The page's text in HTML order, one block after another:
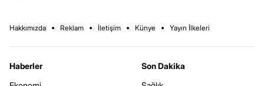
Hakkımızda Reklam İletişim Künye Yayın İlkeleri
Haberler
Son Dakika